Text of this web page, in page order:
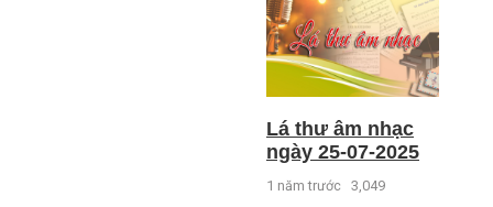
Lá thư âm nhạc
ngày 25-07-2025
1 năm trước 3,049